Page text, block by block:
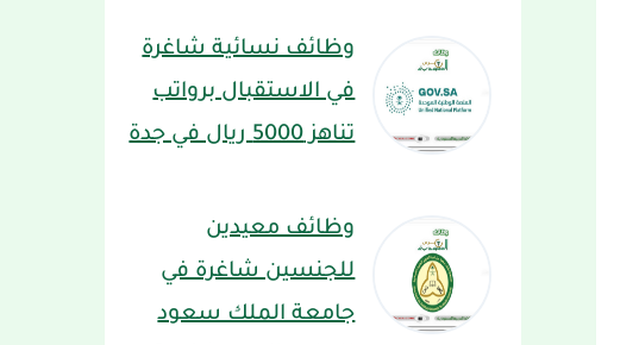
وظائف نسائية شاغرة
في الاستقبال برواتب
تناهز 5000 ريال في جدة
وظائف معيدين
للجنسين شاغرة في
جامعة الملك سعود